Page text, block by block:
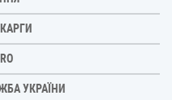
УКРАЇНИ